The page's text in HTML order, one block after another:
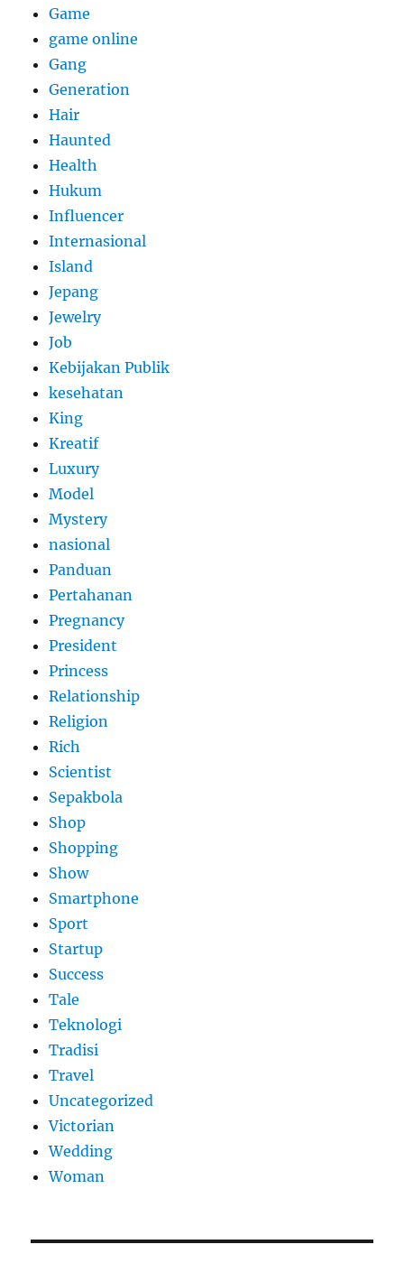
Game
game online
Gang
Generation
Hair
Haunted
Health
Hukum
Influencer
Internasional
Island
Jepang
Jewelry
Job
Kebijakan Publik
kesehatan
King
Kreatif
Luxury
Model
Mystery
nasional
Panduan
Pertahanan
Pregnancy
President
Princess
Relationship
Religion
Rich
Scientist
Sepakbola
Shop
Shopping
Show
Smartphone
Sport
Startup
Success
Tale
Teknologi
Tradisi
Travel
Uncategorized
Victorian
Wedding
Woman